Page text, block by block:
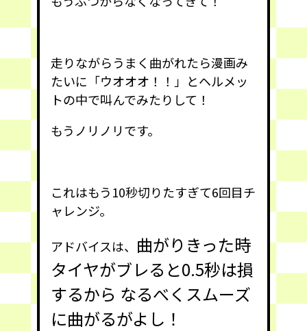
走りながらうまく曲がれたら漫画み
たいに「ウオオオ！！」とヘルメッ
トの中で叫んでみたりして！
もうノリノリです。
これはもう10秒切りたすぎて6回目チ
ャレンジ。
アドバイスは、 曲がりきった時
タイヤがブレると0.5秒は損
するから なるべくスムーズ
に曲がるがよし！